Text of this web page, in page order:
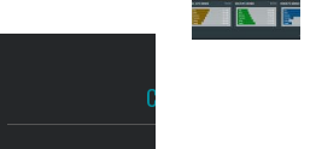
CONTATTACI